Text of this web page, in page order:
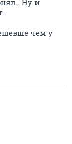
чем у